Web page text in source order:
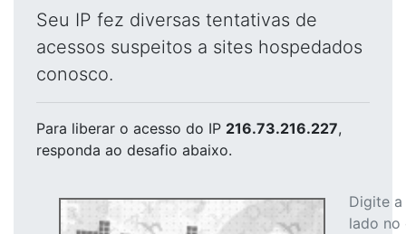
Seu IP fez diversas tentativas de
acessos suspeitos a sites hospedados
conosco.
Para liberar o acesso do IP 216.73.216.227,
responda ao desafio abaixo.
Digite
lado no